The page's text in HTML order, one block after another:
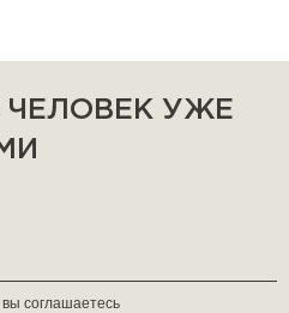
ЧЕЛОВЕК УЖЕ
соглашаетесь